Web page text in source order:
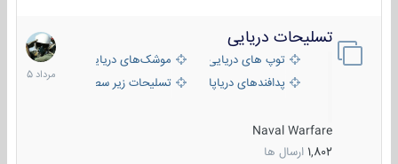
تسلیحات دریایی
توپ های دریایی
موشک‌های دریایی
پدافندهای دریاپایه
تسلیحات زیر سطحی
Naval Warfare
1,802 ارسال ها
2
مرداد
1405